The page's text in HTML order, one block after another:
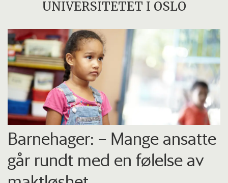
UNIVERSITETET I OSLO
Barnehager: – Mange ansatte
går rundt med en følelse av